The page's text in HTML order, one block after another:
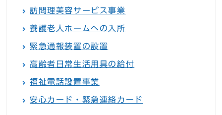
訪問理美容サービス事業
養護老人ホームへの入所
緊急通報装置の設置
高齢者日常生活用具の給付
福祉電話設置事業
安心カード・緊急連絡カード